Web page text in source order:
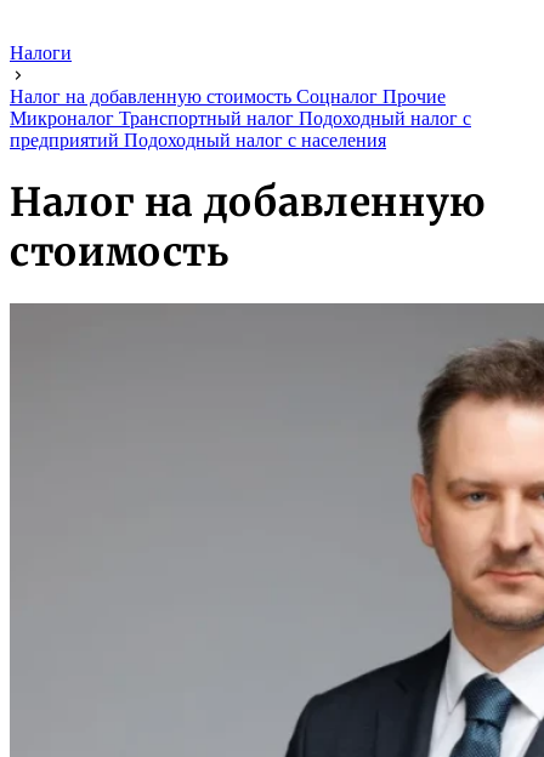
Налоги
Налог на добавленную стоимость Соцналог Прочие
Микроналог Транспортный налог Подоходный налог с
предприятий Подоходный налог с населения
Налог на добавленную
стоимость